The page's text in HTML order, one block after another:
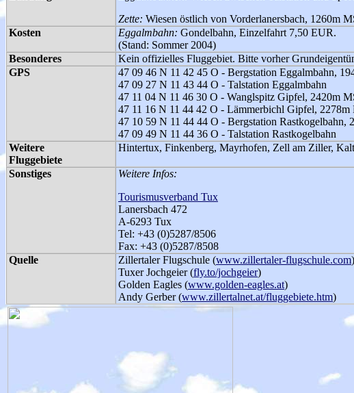
Zette: Wiesen östlich von Vorderlanersbach, 1260m
Kosten
Eggalmbahn: Gondelbahn, Einzelfahrt 7,50 EUR.
(Stand: Sommer 2004)
Besonderes
Kein offizielles Fluggebiet. Bitte vorher
GPS
47 09 46 N 11 42 45 O - Bergstation Eggalmbahn,
47 09 27 N 11 43 44 O - Talstation Eggalmbahn
47 11 04 N 11 46 30 O - Wanglspitz Gipfel, 2420m
47 11 16 N 11 44 42 O - Lämmerbichl Gipfel, 2278m
47 10 59 N 11 44 44 O - Bergstation Rastkogelbahn,
47 09 49 N 11 44 36 O - Talstation Rastkogelbahn
Weitere
Fluggebiete
Hintertux, Finkenberg, Mayrhofen, Zell am Ziller,
Sonstiges
Weitere Infos:
Tourismusverband Tux
Lanersbach 472
A-6293 Tux
Tel: +43 (0)5287/8506
Fax: +43 (0)5287/8508
Quelle
Zillertaler Flugschule (www.zillertaler-flugschule.com)
Tuxer Jochgeier (fly.to/jochgeier)
Golden Eagles (www.golden-eagles.at)
Andy Gerber (www.zillertalnet.at/fluggebiete.htm)